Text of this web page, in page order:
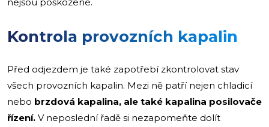
Kontrola provozních kapalin
Před odjezdem je také zapotřebí zkontrolovat stav
všech provozních kapalin. Mezi ně patří nejen chladicí
nebo brzdová kapalina, ale také kapalina posilovače
řízení. V neposlední řadě si nezapomeňte dolít